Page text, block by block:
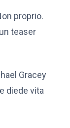
proprio.
teaser
Gracey
diede vita